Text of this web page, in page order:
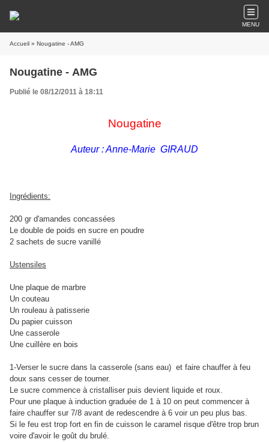
MENU
Accueil » Nougatine - AMG
Nougatine - AMG
Publié le 08/12/2011 à 18:11
Nougatine
Auteur : Anne-Marie GIRAUD
Ingrédients:
200 gr d'amandes concassées
Le double de poids en sucre en poudre
2 sachets de sucre vanillé
Ustensiles
Une plaque de marbre
Un couteau
Un rouleau à patisserie
Du papier cuisson
Une casserole
Une cuillère en bois
1-Verser le sucre dans la casserole (sans eau) et faire chauffer à feu
doux sans cesser de tourner.
Le sucre commence à cristalliser puis devient liquide et roux.
Pour une plaque à induction graduée de 1 à 10 on peut commencer à
faire chauffer sur 7/8 avant de redescendre à 6 voir un peu plus bas.
Si le feu est trop fort en fin de cuisson le caramel risque d'être trop brun
voire d'avoir le goût du brulé.